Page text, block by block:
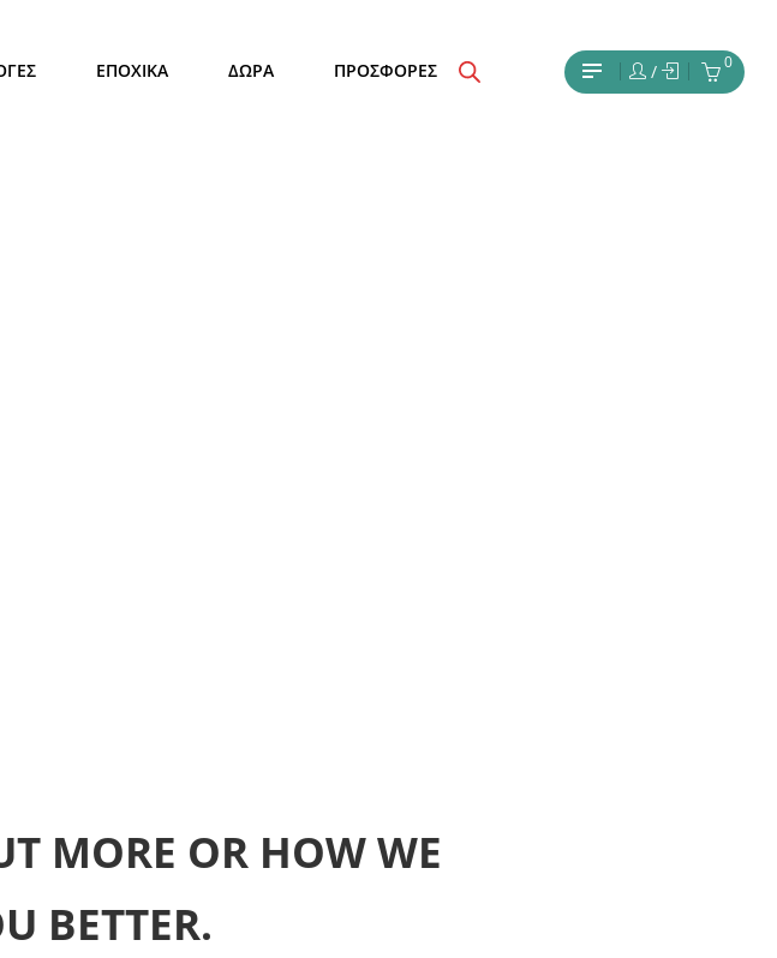
ΕΠΟΧΙΚΑ ΔΩΡΑ ΠΡΟΣΦΟΡΕΣ / 0
MORE OR HOW WE
BETTER.